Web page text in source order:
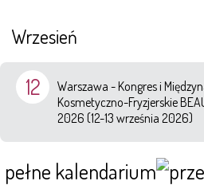
Wrzesień
12
Warszawa - Kongres i
Kosmetyczno-Fryzjerskie
2026 (12-13 września 2026)
pełne kalendarium